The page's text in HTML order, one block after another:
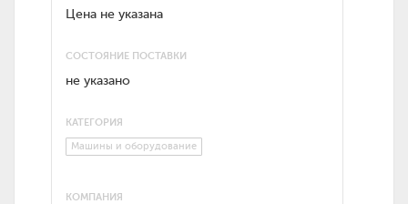
Цена не указана
СОСТОЯНИЕ ПОСТАВКИ
не указано
КАТЕГОРИЯ
Машины и оборудование
КОМПАНИЯ